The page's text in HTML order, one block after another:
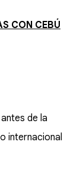
CON CEBÚ
de la
internacional